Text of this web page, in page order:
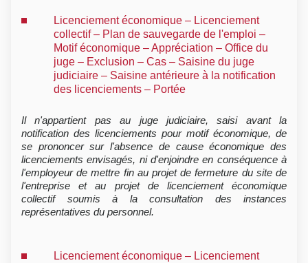
Licenciement économique – Licenciement
collectif – Plan de sauvegarde de l'emploi –
Motif économique – Appréciation – Office du
juge – Exclusion – Cas – Saisine du juge
judiciaire – Saisine antérieure à la notification
des licenciements – Portée
Il n'appartient pas au juge judiciaire, saisi avant la
notification des licenciements pour motif économique, de
se prononcer sur l'absence de cause économique des
licenciements envisagés, ni d'enjoindre en conséquence à
l'employeur de mettre fin au projet de fermeture du site de
l'entreprise et au projet de licenciement économique
collectif soumis à la consultation des instances
représentatives du personnel.
Licenciement économique – Licenciement